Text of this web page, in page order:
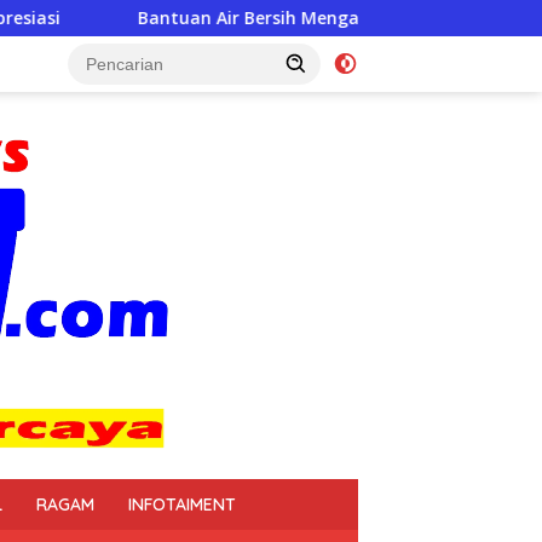
Bersih Mengaliri Warga Desa Poleng, Sragen
RAGAM INFOTAIMENT